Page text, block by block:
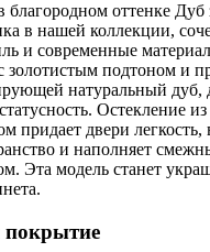
оттенке Дуб
в нашей коллекции,
и современные
золотистым подтоном и
натуральный дуб,
Остекление
придает двери легкость,
и наполняет
Эта модель станет